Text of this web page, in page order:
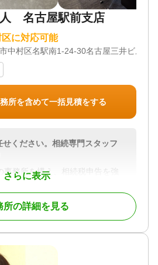
続財産調査 / 相続登記 / 相続放
続き / 銀行手続き / 戸籍収集 /
/ 土日相談可 / 初回相談無料 / 18
イン面談可 / 事務所面談可
人 名古屋駅前支店
に対応可能
中村区名駅南1-24-30名古屋三井ビルデ
所を含めて一括見積をする
さらに表示
ください。相続専門スタッフ
事務所を構え、相続税申告を強
法人です。相続税に関するご質
けください。相続専門スタッ
させていただきます。元税務署
国税OB）も多数在籍しており
所の詳細を見る